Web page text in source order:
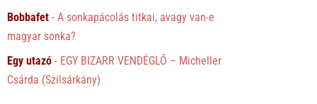
Bobbafet -A sonkapácolás titkai, avagy van-e
magyar sonka?
Egy utazó - EGY BIZARR VENDÉGLŐ – Micheller
Csárda (Szilsárkány)